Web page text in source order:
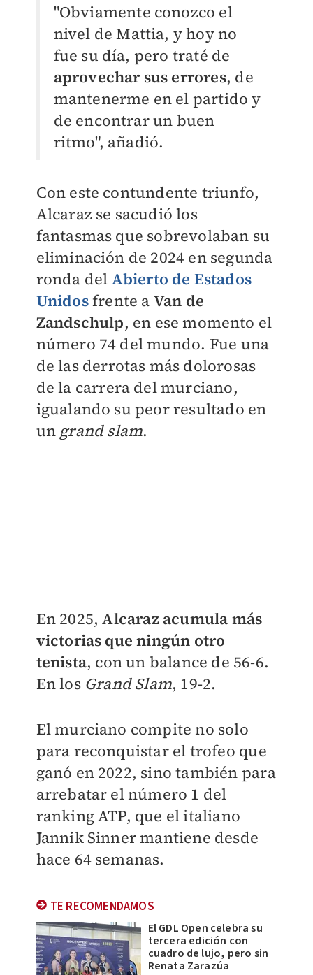
"Obviamente conozco el
nivel de Mattia, y hoy no
fue su día, pero traté de
aprovechar sus errores, de
mantenerme en el partido y
de encontrar un buen
ritmo", añadió.
Con este contundente triunfo,
Alcaraz se sacudió los
fantasmas que sobrevolaban su
eliminación de 2024 en segunda
ronda del Abierto de Estados
Unidosfrente a Van de
Zandschulp, en ese momento el
número 74 del mundo. Fue una
de las derrotas más dolorosas
de la carrera del murciano,
igualando su peor resultado en
un grand slam.
En 2025,Alcaraz acumula más
victorias que ningún otro
tenista, con un balance de 56-6.
En los Grand Slam, 19-2.
El murciano compite no solo
para reconquistar el trofeo que
ganó en 2022, sino también para
arrebatar el número 1 del
ranking ATP, que el italiano
Jannik Sinner mantiene desde
hace 64 semanas.
TE RECOMENDAMOS
El GDL Open celebra su
tercera edición con
cuadro de lujo, pero sin
Renata Zarazúa